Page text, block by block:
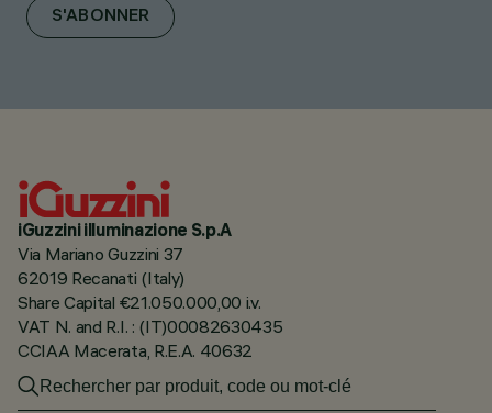
S'ABONNER
iGuzzini illuminazione S.p.A
Via Mariano Guzzini 37
62019 Recanati (Italy)
Share Capital €21.050.000,00 i.v.
VAT N. and R.I. : (IT)00082630435
CCIAA Macerata, R.E.A. 40632